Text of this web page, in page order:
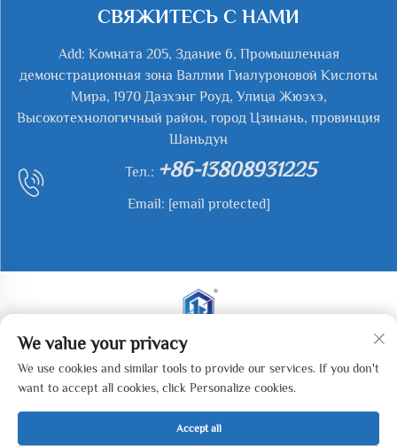
СВЯЖИТЕСЬ С НАМИ
Add: Комната 205, Здание 6, Промышленная
демонстрационная зона Валлии Гиалуроновой Кислоты
Мира, 1970 Дазхэнг Роуд, Улица Жюэхэ,
Высокотехнологичный район, город Цзинань, провинция
Шаньдун
Тел.: +86-13808931225
Email: [email protected]
Все права защищены. © 2025 Jianyu Weiye (Jinan)
Machinery Technology Co., LTD. - Политика
конфиденциальности
We value your privacy
We use cookies and similar tools to provide our services. If you don't
want to accept all cookies, click Personalize cookies.
Accept all